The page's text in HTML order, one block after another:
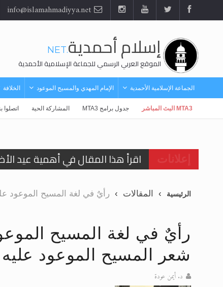
إسلام أحمدية.NET
الموقع العربي الرسمي للجماعة الإسلامية الأحمدية
الجماعة الإسلامية الأحمدية الإمام المهدي والمسيح الموعود الخلافة
MTA3 البث المباشر جدول برامج MTA3 المشاركة الحية اتصلوا
اقرأ هذا المقال في أهمية عيد
الحجّ.. دلالات، حِكم، وأهداف >>
تعميم هامّ لأفراد الجماعة >> المزيد
تعميم هامّ لأفراد الجماعة >>
إعلان هامّ بخصوص الرسائل
الرئيسية المقالات رأيٌ في لغة المسيح الموعود عليه السلام ..«3» نظرة في شعر
شعر المسيح الموعود عليه
د. أيمن عودة